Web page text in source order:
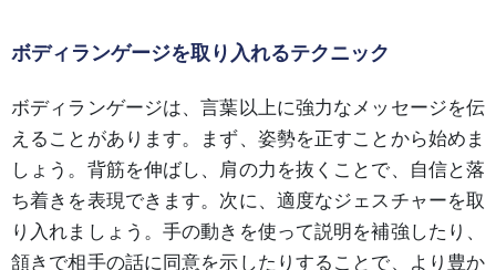
ボディランゲージを取り入れるテクニック
ボディランゲージは、言葉以上に強力なメッセージを伝
えることがあります。まず、姿勢を正すことから始めま
しょう。背筋を伸ばし、肩の力を抜くことで、自信と落
ち着きを表現できます。次に、適度なジェスチャーを取
り入れましょう。手の動きを使って説明を補強したり、
頷きで相手の話に同意を示したりすることで、より豊か